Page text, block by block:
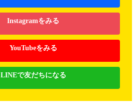
Instagramをみる
YouTubeをみる
LINEで友だちになる